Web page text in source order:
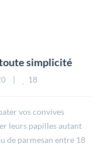
simplicité
18
vos convives
leurs papilles autant
de parmesan entre 18